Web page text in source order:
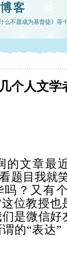
客
么不愿成为基督徒》等
个人文学
的文章最
题目我就
？又有
位教授也
是微信好
的“表达”